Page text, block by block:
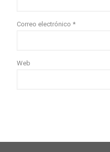
Correo electrónico *
Web